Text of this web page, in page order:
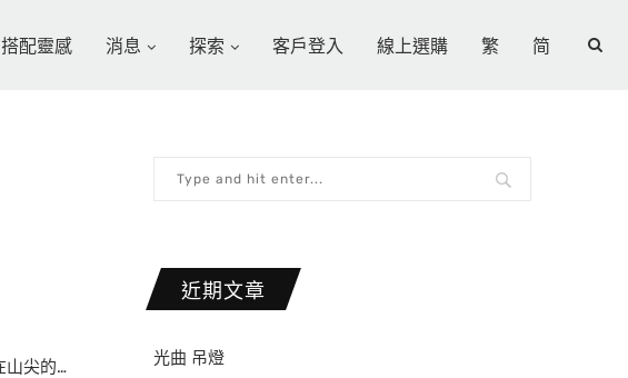
搭配靈感 消息 探索 客戶登入 線上選購 繁 简
山尖的…
近期文章
光曲 吊燈